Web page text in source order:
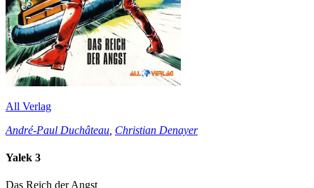
All Verlag
André-Paul Duchâteau Christian Denayer
Yalek 3
Das Reich der Angst